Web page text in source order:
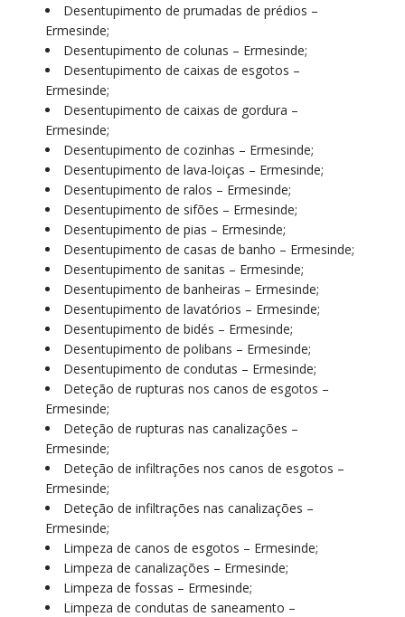
Desentupimento de prumadas de prédios –
Ermesinde;
Desentupimento de colunas – Ermesinde;
Desentupimento de caixas de esgotos –
Ermesinde;
Desentupimento de caixas de gordura –
Ermesinde;
Desentupimento de cozinhas – Ermesinde;
Desentupimento de lava-loiças – Ermesinde;
Desentupimento de ralos – Ermesinde;
Desentupimento de sifões – Ermesinde;
Desentupimento de pias – Ermesinde;
Desentupimento de casas de banho – Ermesinde;
Desentupimento de sanitas – Ermesinde;
Desentupimento de banheiras – Ermesinde;
Desentupimento de lavatórios – Ermesinde;
Desentupimento de bidés – Ermesinde;
Desentupimento de polibans – Ermesinde;
Desentupimento de condutas – Ermesinde;
Deteção de rupturas nos canos de esgotos –
Ermesinde;
Deteção de rupturas nas canalizações –
Ermesinde;
Deteção de infiltrações nos canos de esgotos –
Ermesinde;
Deteção de infiltrações nas canalizações –
Ermesinde;
Limpeza de canos de esgotos – Ermesinde;
Limpeza de canalizações – Ermesinde;
Limpeza de fossas – Ermesinde;
Limpeza de condutas de saneamento –